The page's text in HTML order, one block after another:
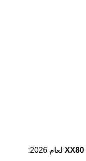
XX80 لعام 2026: